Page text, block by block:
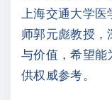
上海交通大学
师郭元彪教授，
与价值，希望能
供权威参考。